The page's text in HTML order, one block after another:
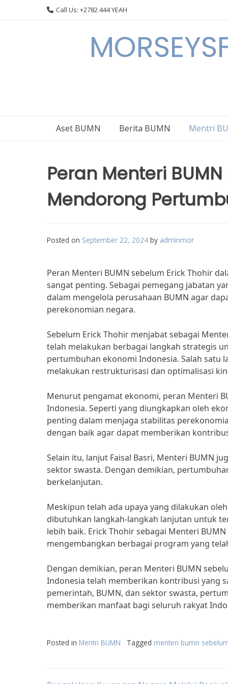
Call Us: +2782 444 YEAH
Aset BUMN Berita BUMN Mentri
Peran Menteri
Mendorong
Posted on September 22, 2024 by adminmor
Peran Menteri BUMN sebelum Erick Thohir
sangat penting. Sebagai pemegang jabatan
dalam mengelola perusahaan BUMN agar
perekonomian negara.
Sebelum Erick Thohir menjabat sebagai
telah melakukan berbagai langkah strategis
pertumbuhan ekonomi Indonesia. Salah satu
melakukan restrukturisasi dan optimalisasi
Menurut pengamat ekonomi, peran Menteri
Indonesia. Seperti yang diungkapkan oleh
penting dalam menjaga stabilitas
dengan baik agar dapat memberikan
Selain itu, lanjut Faisal Basri, Menteri BUMN
sektor swasta. Dengan demikian,
berkelanjutan.
Meskipun telah ada upaya yang dilakukan
dibutuhkan langkah-langkah lanjutan untuk
lebih baik. Erick Thohir sebagai Menteri
mengembangkan berbagai program yang
Dengan demikian, peran Menteri BUMN
Indonesia telah memberikan kontribusi yang
pemerintah, BUMN, dan sektor swasta,
memberikan manfaat bagi seluruh rakyat
Posted in Mentri BUMN Tagged menteri bumn